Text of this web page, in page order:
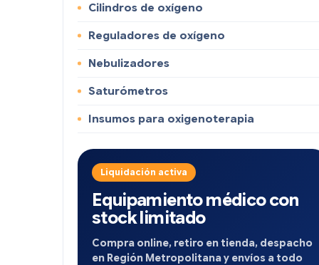
Cilindros de oxígeno
Reguladores de oxígeno
Nebulizadores
Saturómetros
Insumos para oxigenoterapia
Liquidación activa
Equipamiento médico con
stock limitado
Compra online, retiro en tienda, despacho
en Región Metropolitana y envíos a todo